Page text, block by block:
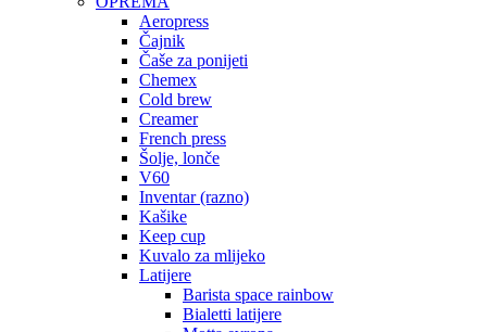
Aeropress
Čajnik
Čaše za ponijeti
Chemex
Cold brew
Creamer
French press
Šolje, lonče
V60
Inventar (razno)
Kašike
Keep cup
Kuvalo za mlijeko
Latijere
Barista space rainbow
Bialetti latijere